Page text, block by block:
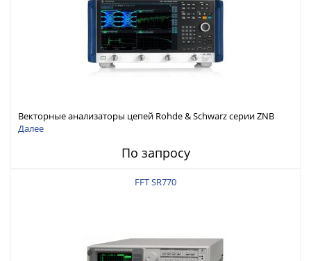
Векторные анализаторы цепей Rohde & Schwarz серии ZNB
3000 с диапазоном частот от 9 кГц до 54 ГГц
Далее
По запросу
FFT SR770